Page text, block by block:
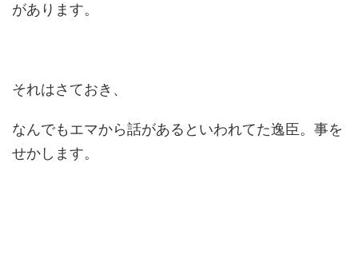
があります。
それはさておき、
なんでもエマから話があるといわれてた逸臣。事を
せかします。